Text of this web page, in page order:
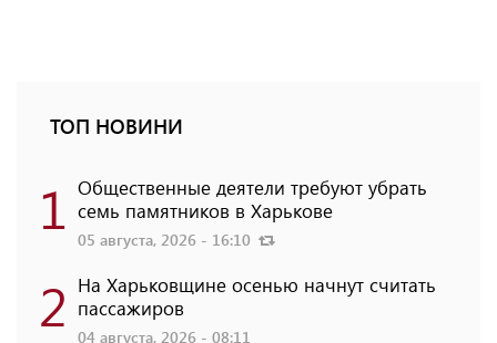
ТОП НОВИНИ
1 Общественные деятели требуют убрать
семь памятников в Харькове
05 августа, 2026 - 16:10
2 На Харьковщине осенью начнут считать
пассажиров
04 августа, 2026 - 08:11